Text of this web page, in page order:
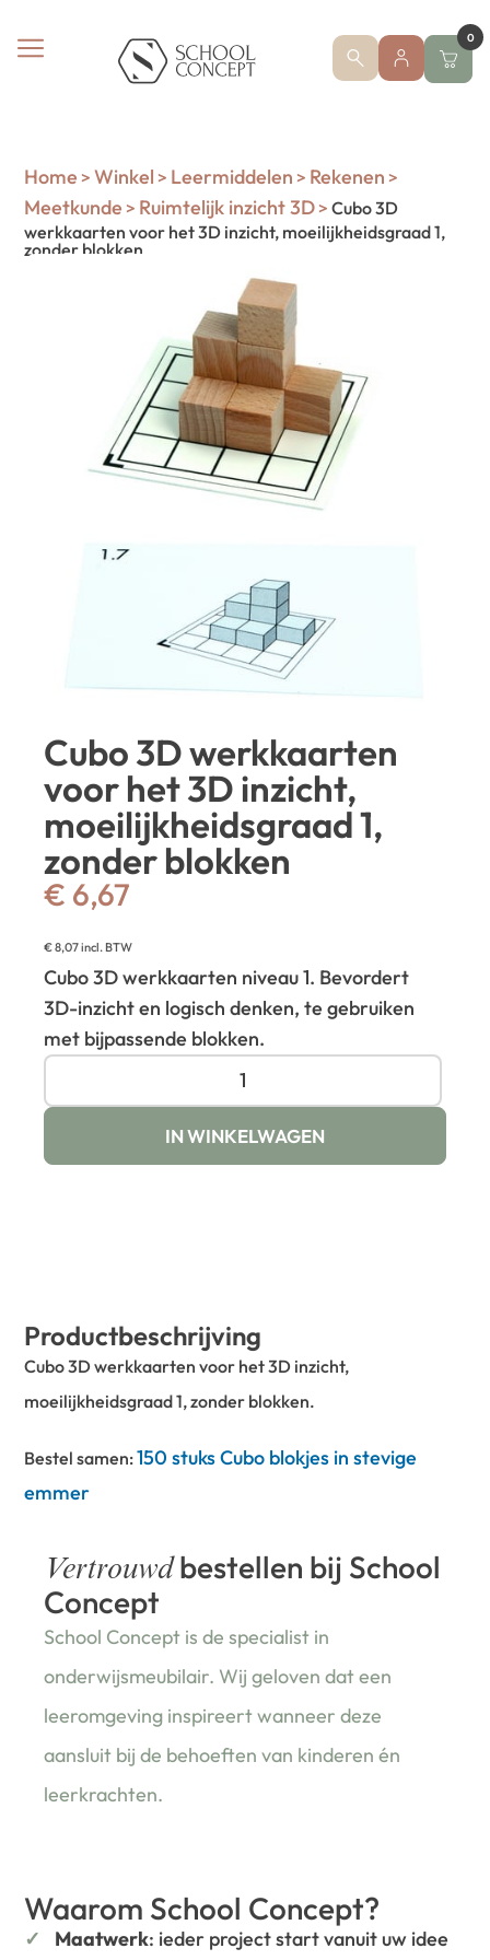
0
Home > Winkel > Leermiddelen > Rekenen >
Meetkunde > Ruimtelijk inzicht 3D> Cubo 3D
werkkaarten voor het 3D inzicht, moeilijkheidsgraad 1,
zonder blokken
Cubo 3D werkkaarten
voor het 3D inzicht,
moeilijkheidsgraad 1,
zonder blokken
€ 6,67
€8,07incl. BTW
Cubo 3D werkkaarten niveau 1. Bevordert
3D-inzicht en logisch denken, te gebruiken
met bijpassende blokken.
IN WINKELWAGEN
Productbeschrijving
Cubo 3D werkkaarten voor het 3D inzicht,
moeilijkheidsgraad 1, zonder blokken.
Bestel samen:150 stuks Cubo blokjes in stevige
emmer
Vertrouwdbestellen bij School
Concept
School Concept is de specialist in
onderwijsmeubilair. Wij geloven dat een
leeromgeving inspireert wanneer deze
aansluit bij de behoeften van kinderen én
leerkrachten.
Waarom School Concept?
Maatwerk: ieder project start vanuit uw idee